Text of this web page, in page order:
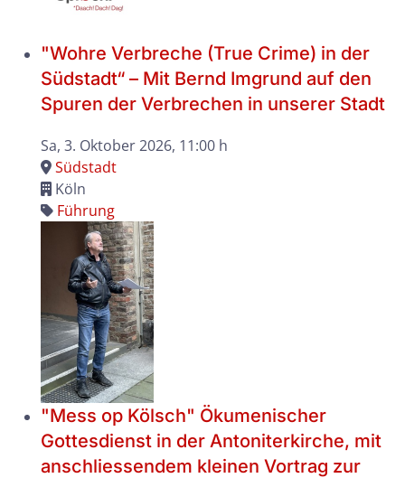
"Wohre Verbreche (True Crime) in der
Südstadt“ – Mit Bernd Imgrund auf den
Spuren der Verbrechen in unserer Stadt
Sa, 3. Oktober 2026, 11:00 h
Südstadt
Köln
Führung
"Mess op Kölsch" Ökumenischer
Gottesdienst in der Antoniterkirche, mit
anschliessendem kleinen Vortrag zur